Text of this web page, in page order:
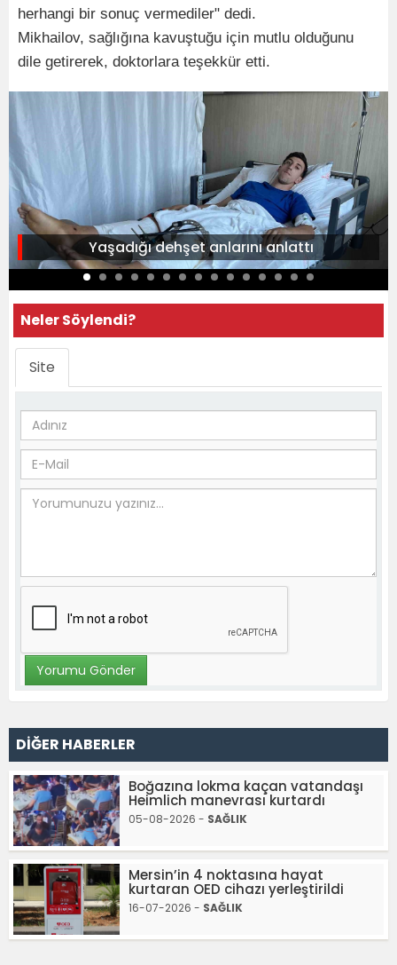
herhangi bir sonuç vermediler" dedi.
Mikhailov, sağlığına kavuştuğu için mutlu olduğunu
dile getirerek, doktorlara teşekkür etti.
Yaşadığı dehşet anlarını anlattı
Neler Söylendi?
Site
DİĞER HABERLER
Boğazına lokma kaçan vatandaşı
Heimlich manevrası kurtardı
05-08-2026 - SAĞLIK
Mersin’in 4 noktasına hayat
kurtaran OED cihazı yerleştirildi
16-07-2026 - SAĞLIK